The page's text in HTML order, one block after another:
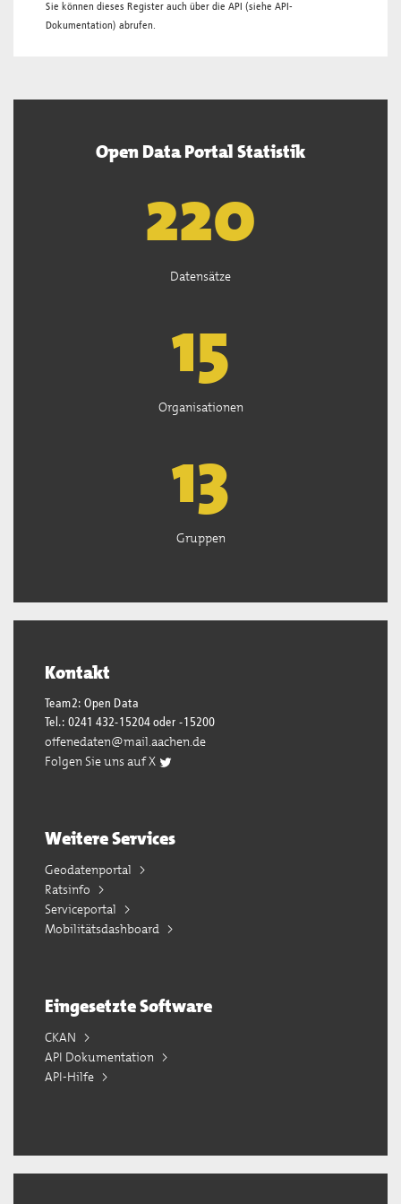
Sie können dieses Register auch über die API (siehe API-
Dokumentation) abrufen.
Open Data Portal Statistik
222
Datensätze
15
Organisationen
13
Gruppen
Kontakt
Team2: Open Data
Tel.: 0241 432-15204 oder -15200
offenedaten@mail.aachen.de
Folgen Sie uns auf X
Weitere Services
Geodatenportal
Ratsinfo
Serviceportal
Mobilitätsdashboard
Eingesetzte Software
CKAN
API Dokumentation
API-Hilfe